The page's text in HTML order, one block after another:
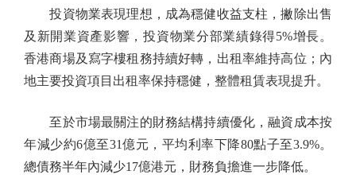
投資物業表現理想，成為穩健收益支柱，撇除出售
及新開業資產影響，投資物業分部業績錄得5%增長。
香港商場及寫字樓租務持續好轉，出租率維持高位；內
地主要投資項目出租率保持穩健，整體租賃表現提升。
至於市場最關注的財務結構持續優化，融資成本按
年減少約6億至31億元，平均利率下降80點子至3.9%。
總債務半年內減少17億港元，財務負擔進一步降低。